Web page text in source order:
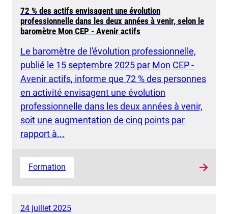
72 % des actifs envisagent une évolution
professionnelle dans les deux années à venir, selon le
baromètre Mon CEP - Avenir actifs
Le baromètre de l'évolution professionnelle,
publié le 15 septembre 2025 par Mon CEP -
Avenir actifs, informe que 72 % des personnes
en activité envisagent une évolution
professionnelle dans les deux années à venir,
soit une augmentation de cinq points par
rapport à...
Formation
24 juillet 2025